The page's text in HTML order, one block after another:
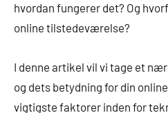
hvordan fungerer det? Og
online tilstedeværelse?
I denne artikel vil vi tage et
og dets betydning for din
vigtigste faktorer inden for